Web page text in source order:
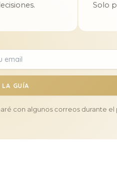
Solo
LA GUÍA
con algunos correos durante el